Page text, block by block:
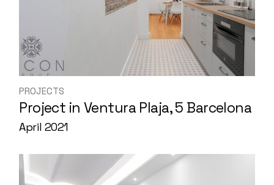
PROJECTS
Project in Ventura Plaja, 5 Barcelona
April 2021